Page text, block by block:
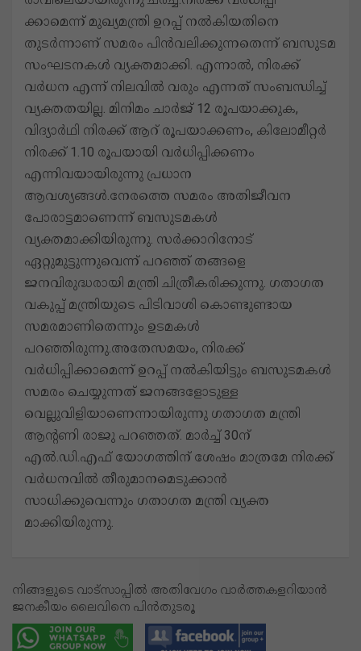
ക്കാമെന്ന് മുഖ്യമന്ത്രി ഉറപ്പ് നൽകിയതിനെ
തുടർന്നാണ് സമരം പിൻവലിക്കുന്നതെന്ന് ബസുടമ
സംഘടനകൾ വ്യക്തമാക്കി. എന്നാൽ, നിരക്ക്
വർധന എന്ന് നിലവിൽ വരും എന്നത് സംബന്ധിച്ച്
വ്യക്തതയില്ല. മിനിമം ചാർജ് 12 രൂപയാക്കുക,
വിദ്യാർഥി നിരക്ക് ആറ് രൂപയാക്കണം, കിലോമീറ്റർ
നിരക്ക് 1.10 രൂപയായി വർധിപ്പിക്കണം
എന്നിവയായിരുന്നു പ്രധാന
ആവശ്യങ്ങൾ.നേരത്തെ സമരം അതിജീവന
പോരാട്ടമാണെന്ന് ബസുടമകൾ
വ്യക്തമാക്കിയിരുന്നു. സർക്കാറിനോട്
ഏറ്റുമുട്ടുന്നുവെന്ന് പറഞ്ഞ് തങ്ങളെ
ജനവിരുദ്ധരായി മന്ത്രി ചിത്രീകരിക്കുന്നു. ഗതാഗത
വകുപ്പ് മന്ത്രിയുടെ പിടിവാശി കൊണ്ടുണ്ടായ
സമരമാണിതെന്നും ഉടമകൾ
പറഞ്ഞിരുന്നു.അതേസമയം, നിരക്ക്
വർധിപ്പിക്കാമെന്ന് ഉറപ്പ് നൽകിയിട്ടും ബസുടമകൾ
സമരം ചെയ്യുന്നത് ജനങ്ങളോടുള്ള
വെല്ലുവിളിയാണെന്നായിരുന്നു ഗതാഗത മന്ത്രി
ആന്റണി രാജു പറഞ്ഞത്. മാർച്ച് 30ന്
എൽ.ഡി.എഫ് യോഗത്തിന് ശേഷം മാത്രമേ നിരക്ക്
വർധനവിൽ തീരുമാനമെടുക്കാൻ
സാധിക്കുവെന്നും ഗതാഗത മന്ത്രി വ്യക്ത
മാക്കിയിരുന്നു.
നിങ്ങളുടെ വാട്സാപ്പിൽ അതിവേഗം വാർത്തകളറിയാൻ
ജനകീയം ലൈവിനെ പിൻതുടരൂ